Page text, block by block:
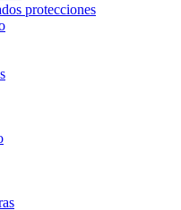
protecciones